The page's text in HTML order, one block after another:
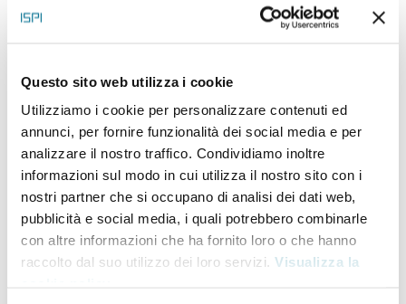
Questo sito web utilizza i cookie
Utilizziamo i cookie per personalizzare contenuti ed
annunci, per fornire funzionalità dei social media e per
analizzare il nostro traffico. Condividiamo inoltre
informazioni sul modo in cui utilizza il nostro sito con i
nostri partner che si occupano di analisi dei dati web,
pubblicità e social media, i quali potrebbero combinarle
con altre informazioni che ha fornito loro o che hanno
raccolto dal suo utilizzo dei loro servizi. Visualizza la
Ervin Ibrahimović
Minister of Foreign Affairs, Republic
of Montenegro